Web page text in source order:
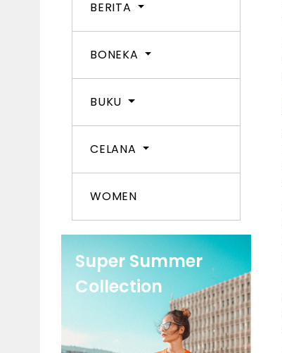
BERITA
BONEKA
BUKU
CELANA
WOMEN
Super Summer
Collection